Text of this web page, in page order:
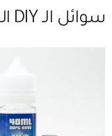
سوائل الـ DIY الجاهزة لإضافة النيكوتين